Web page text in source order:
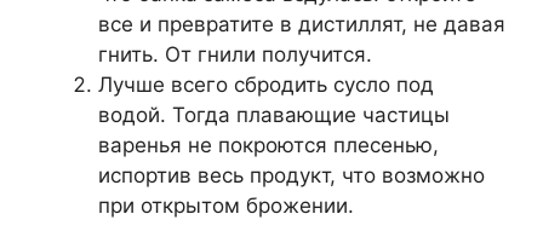
все и превратите в дистиллят, не давая
гнить. От гнили получится.
Лучше всего сбродить сусло под
водой. Тогда плавающие частицы
варенья не покроются плесенью,
испортив весь продукт, что возможно
при открытом брожении.